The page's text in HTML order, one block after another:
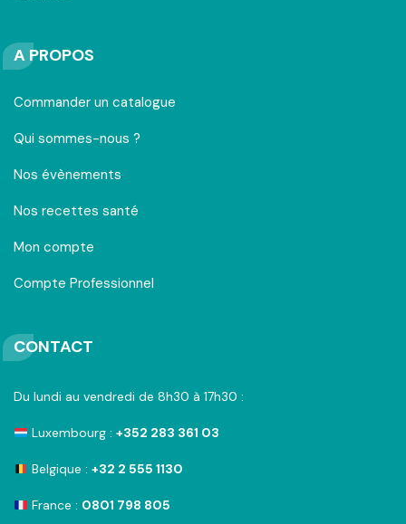
A PROPOS
Commander un catalogue
Qui sommes-nous ?
Nos évènements
Nos recettes santé
Mon compte
Compte Professionnel
CONTACT
Du lundi au vendredi de 8h30 à 17h30 :
Luxembourg : +352 283 361 03
Belgique : +32 2 555 1130
France : 0801 798 805